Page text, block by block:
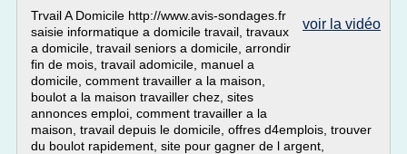
voir la vidéo
Trvail A Domicile http://www.avis-sondages.fr
saisie informatique a domicile travail, travaux
a domicile, travail seniors a domicile, arrondir
fin de mois, travail adomicile, manuel a
domicile, comment travailler a la maison,
boulot a la maison travailler chez, sites
annonces emploi, comment travailler a la
maison, travail depuis le domicile, offres d4emplois, trouver
du boulot rapidement, site pour gagner de l argent,